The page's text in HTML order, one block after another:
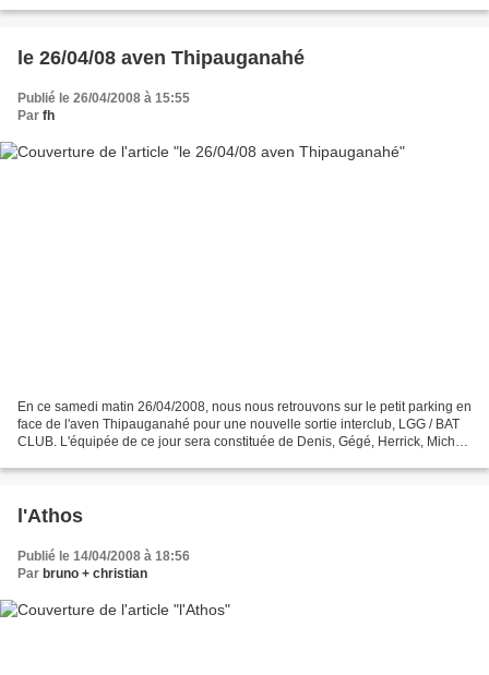
le 26/04/08 aven Thipauganahé
Publié le 26/04/2008 à 15:55
Par fh
En ce samedi matin 26/04/2008, nous nous retrouvons sur le petit parking en
face de l'aven Thipauganahé pour une nouvelle sortie interclub, LGG / BAT
CLUB. L'équipée de ce jour sera constituée de Denis, Gégé, Herrick, Michel
l'Athos
Publié le 14/04/2008 à 18:56
Par bruno + christian